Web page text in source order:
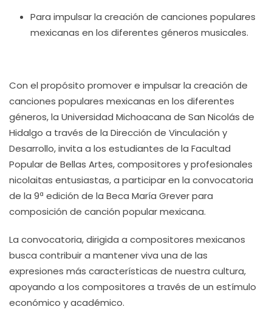
Para impulsar la creación de canciones populares
mexicanas en los diferentes géneros musicales.
Con el propósito promover e impulsar la creación de
canciones populares mexicanas en los diferentes
géneros, la Universidad Michoacana de San Nicolás de
Hidalgo a través de la Dirección de Vinculación y
Desarrollo, invita a los estudiantes de la Facultad
Popular de Bellas Artes, compositores y profesionales
nicolaitas entusiastas, a participar en la convocatoria
de la 9ª edición de la Beca María Grever para
composición de canción popular mexicana.
La convocatoria, dirigida a compositores mexicanos
busca contribuir a mantener viva una de las
expresiones más características de nuestra cultura,
apoyando a los compositores a través de un estímulo
económico y académico.